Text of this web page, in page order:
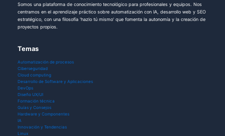
Somos una plataforma de conocimiento tecnológico para profesionales y equipos. Nos
centramos en el aprendizaje práctico sobre automatización con IA, desarrollo web y SEO
estratégico, con una filosofía 'hazlo tú mismo' que fomenta la autonomía y la creación de
proyectos propios.
Temas
Automatización de procesos
Ciberseguridad
Cloud computing
Desarrollo de Software y Aplicaciones
DevOps
Diseño UX/UI
Formación técnica
Guías y Consejos
Hardware y Componentes
IA
Innovación y Tendencias
Linux